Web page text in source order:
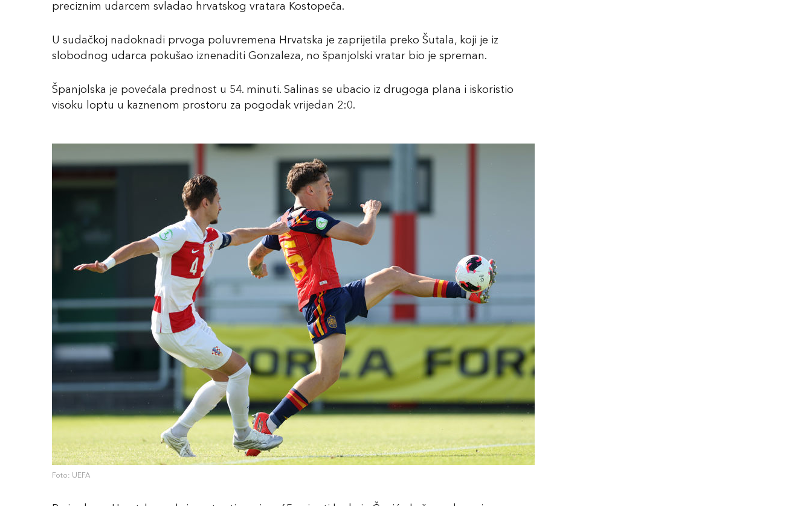
preciznim udarcem svladao hrvatskog vratara Kostopeča.
U sudačkoj nadoknadi prvoga poluvremena Hrvatska je zaprijetila preko Šutala, koji je iz
slobodnog udarca pokušao iznenaditi Gonzaleza, no španjolski vratar bio je spreman.
Španjolska je povećala prednost u 54. minuti. Salinas se ubacio iz drugoga plana i iskoristio
visoku loptu u kaznenom prostoru za pogodak vrijedan 2:0.
Foto: UEFA